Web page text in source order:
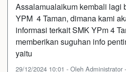
Assalamualaikum kembali lagi
YPM 4 Taman, dimana kami
informasi terkait SMK YPm 4
memberikan suguhan info
yaitu
29/12/2024 10:01 - Oleh Administrator